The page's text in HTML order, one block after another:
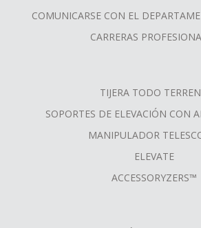
COMUNICARSE CON EL
CARRERAS
TIJERA TODO
SOPORTES DE ELEVACIÓN CON
MANIPULADOR
ELEVATE
ACCESSORYZERS™